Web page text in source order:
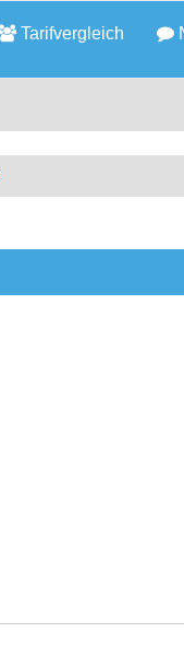
Tarifvergleich